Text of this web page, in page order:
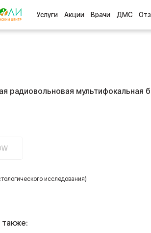
Услуги Акции Врачи ДМС Отзывы О
радиовольновая мультифокальная
исследования)